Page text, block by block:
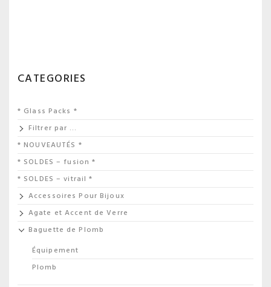
CATEGORIES
* Glass Packs *
Filtrer par …
* NOUVEAUTÉS *
* SOLDES – fusion *
* SOLDES – vitrail *
Accessoires Pour Bijoux
Agate et Accent de Verre
Baguette de Plomb
Équipement
Plomb